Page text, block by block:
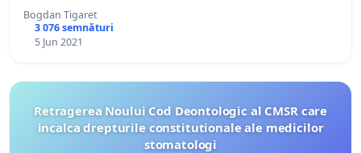
Bogdan Tigaret
3 076 semnături
5 Jun 2021
Retragerea Noului Cod Deontologic al CMSR care
incalca drepturile constitutionale ale medicilor
stomatologi